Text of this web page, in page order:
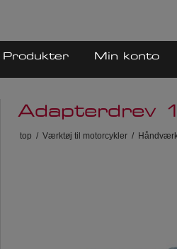
Produkter Min konto
Adapterdrev
top / Værktøj til motorcykler /